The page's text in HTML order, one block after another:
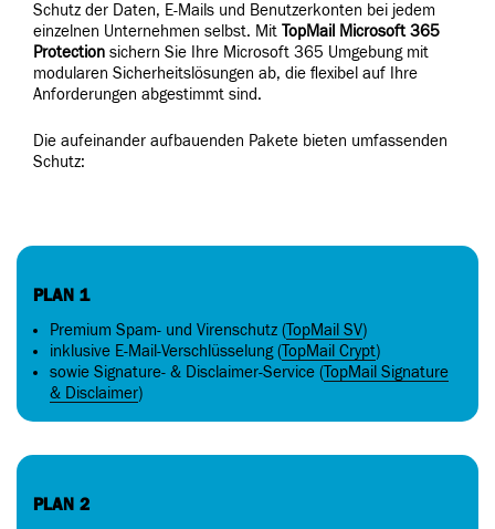
Schutz der Daten, E-Mails und Benutzerkonten bei jedem
einzelnen Unternehmen selbst. Mit TopMail Microsoft 365
Protection sichern Sie Ihre Microsoft 365 Umgebung mit
modularen Sicherheitslösungen ab, die flexibel auf Ihre
Anforderungen abgestimmt sind.
Die aufeinander aufbauenden Pakete bieten umfassenden
Schutz:
PLAN 1
Premium Spam- und Virenschutz (TopMail SV)
inklusive E-Mail-Verschlüsselung (TopMail Crypt)
sowie Signature- & Disclaimer-Service (TopMail Signature
& Disclaimer)
PLAN 2